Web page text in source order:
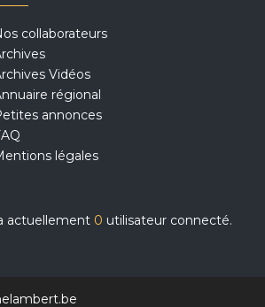
collaborateurs
Vidéos
régional
annonces
légales
a actuellement 0 utilisateur connecté.